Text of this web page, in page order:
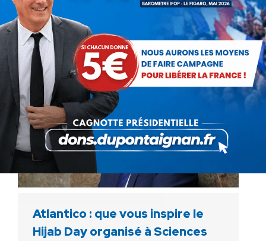
des temps de parole des candidats. Il invente
un « motif…
Atlantico : que vous inspire le
Hijab Day organisé à Sciences